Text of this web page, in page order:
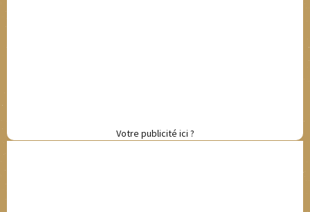
Votre publicité ici ?